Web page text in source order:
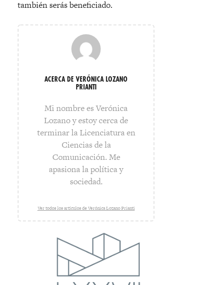
también serás beneficiado.
ACERCA DE VERÓNICA LOZANO
PRIANTI
Mi nombre es Verónica
Lozano y estoy cerca de
terminar la Licenciatura en
Ciencias de la
Comunicación. Me
apasiona la política y
sociedad.
Ver todos los artículos de Verónica Lozano Prianti